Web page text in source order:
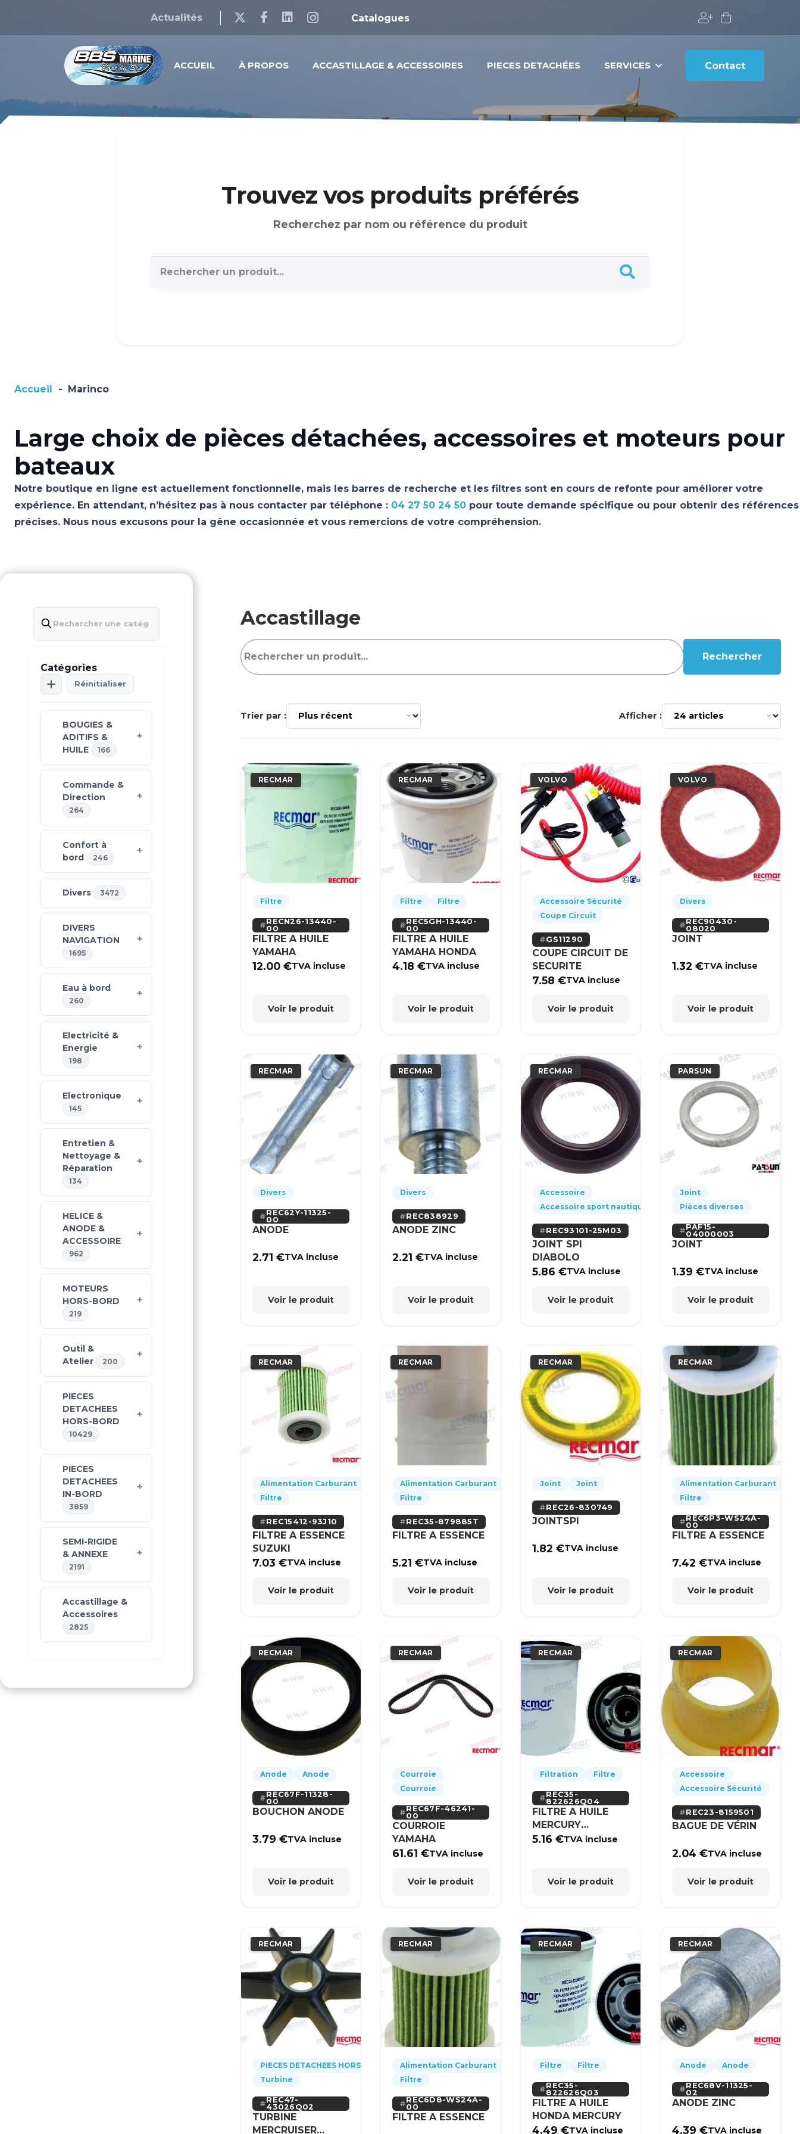
Actualités Catalogues
ACCUEIL À PROPOS ACCASTILLAGE & ACCESSOIRES PIECES DETACHÉES SERVICES Contact
Trouvez vos produits préférés
Recherchez par nom ou référence du produit
Accueil - Marinco
Large choix de pièces détachées, accessoires et moteurs pour
bateaux
Notre boutique en ligne est actuellement fonctionnelle, mais les barres de recherche et les filtres sont en cours de refonte pour améliorer votre
expérience. En attendant, n’hésitez pas à nous contacter par téléphone : 04 27 50 24 50 pour toute demande spécifique ou pour obtenir des références
précises. Nous nous excusons pour la gêne occasionnée et vous remercions de votre compréhension.
Catégories
Réinitialiser
BOUGIES &
ADITIFS &
HUILE
166
Commande &
Direction
264
Confort à
bord
246
Divers 3472
DIVERS
NAVIGATION
1695
Eau à bord
260
Electricité &
Energie
198
Electronique
145
Entretien &
Nettoyage &
Réparation
134
HELICE &
ANODE &
ACCESSOIRE
962
MOTEURS
HORS-BORD
219
Outil &
Atelier
200
PIECES
DETACHEES
HORS-BORD
10429
PIECES
DETACHEES
IN-BORD
3859
SEMI-RIGIDE
& ANNEXE
2191
Accastillage &
Accessoires
2825
Accastillage
Rechercher
Trier par : Afficher :
RECMAR
Filtre
RECN26-13440-
00
FILTRE A HUILE
YAMAHA
12.00€TVA incluse
Voir le produit
RECMAR
Filtre Filtre
REC5GH-13440-
00
FILTRE A HUILE
YAMAHA HONDA
4.18€TVA incluse
Voir le produit
VOLVO
Accessoire Sécurité
Coupe Circuit
GS11290
COUPE CIRCUIT DE
SECURITE
7.58€TVA incluse
Voir le produit
VOLVO
Divers
REC90430-
08020
JOINT
1.32€TVA incluse
Voir le produit
RECMAR
Divers
REC62Y-11325-
00
ANODE
2.71€TVA incluse
Voir le produit
RECMAR
Divers
REC838929
ANODE ZINC
2.21€TVA incluse
Voir le produit
RECMAR
Accessoire
Accessoire sport nautique
REC93101-25M03
JOINT SPI
DIABOLO
5.86€TVA incluse
Voir le produit
PARSUN
Joint
Pièces diverses
PAF15-
04000003
JOINT
1.39€TVA incluse
Voir le produit
RECMAR
Alimentation Carburant
Filtre
REC15412-93J10
FILTRE A ESSENCE
SUZUKI
7.03€TVA incluse
Voir le produit
RECMAR
Alimentation Carburant
Filtre
REC35-879885T
FILTRE A ESSENCE
5.21€TVA incluse
Voir le produit
RECMAR
Joint Joint
REC26-830749
JOINTSPI
1.82€TVA incluse
Voir le produit
RECMAR
Alimentation Carburant
Filtre
REC6P3-WS24A-
00
FILTRE A ESSENCE
7.42€TVA incluse
Voir le produit
RECMAR
Anode Anode
REC67F-11328-
00
BOUCHON ANODE
3.79€TVA incluse
Voir le produit
RECMAR
Courroie
Courroie
REC67F-46241-
00
COURROIE
YAMAHA
61.61€TVA incluse
Voir le produit
RECMAR
Filtration Filtre
REC35-
822626Q04
FILTRE A HUILE
MERCURY
MERCRUISER
5.16€TVA incluse
Voir le produit
RECMAR
Accessoire
Accessoire Sécurité
REC23-8159501
BAGUE DE VÉRIN
2.04€TVA incluse
Voir le produit
RECMAR
PIECES DETACHEES HORS-BORD
Turbine
REC47-
43026Q02
TURBINE
MERCRUISER
RECMAR
Alimentation Carburant
Filtre
REC6D8-WS24A-
00
FILTRE A ESSENCE
RECMAR
Filtre Filtre
REC35-
822626Q03
FILTRE A HUILE
HONDA MERCURY
4.49€TVA incluse
RECMAR
Anode Anode
REC68V-11325-
02
ANODE ZINC
4.39€TVA incluse